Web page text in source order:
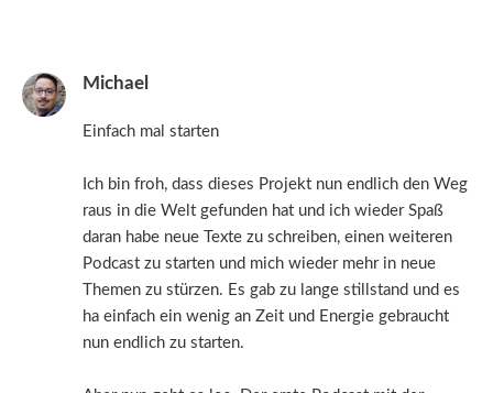
Michael
Einfach mal starten
Ich bin froh, dass dieses Projekt nun endlich den Weg
raus in die Welt gefunden hat und ich wieder Spaß
daran habe neue Texte zu schreiben, einen weiteren
Podcast zu starten und mich wieder mehr in neue
Themen zu stürzen. Es gab zu lange stillstand und es
ha einfach ein wenig an Zeit und Energie gebraucht
nun endlich zu starten.